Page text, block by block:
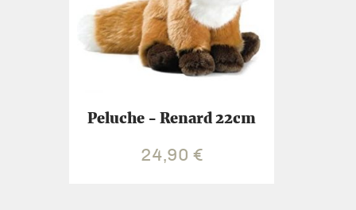
Peluche - Renard 22cm
24,90 €